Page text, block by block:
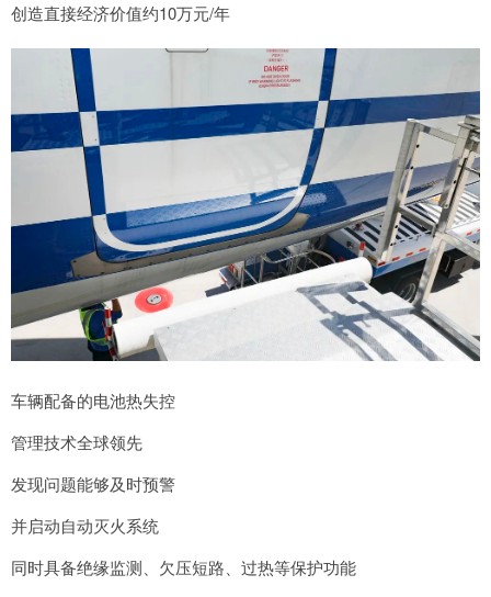
创造直接经济价值约10万元/年
车辆配备的电池热失控
管理技术全球领先
发现问题能够及时预警
并启动自动灭火系统
同时具备绝缘监测、欠压短路、过热等保护功能